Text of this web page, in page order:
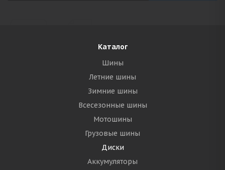
Каталог
Шины
Летние шины
Зимние шины
Всесезонные шины
Мотошины
Грузовые шины
Диски
Аккумуляторы